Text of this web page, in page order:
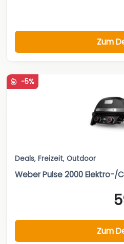
Zum
-5%
Deals, Freizeit, Outdoor
Weber Pulse 2000 Elektro-/
Zum